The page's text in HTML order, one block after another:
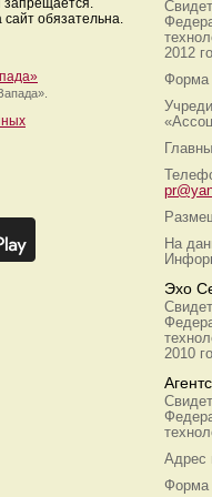
запрещается.
сайт обязательна.
2012
Форма
На
Эхо
2010
Адрес
Форма